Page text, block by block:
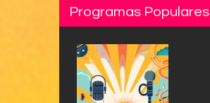
Programas Populares